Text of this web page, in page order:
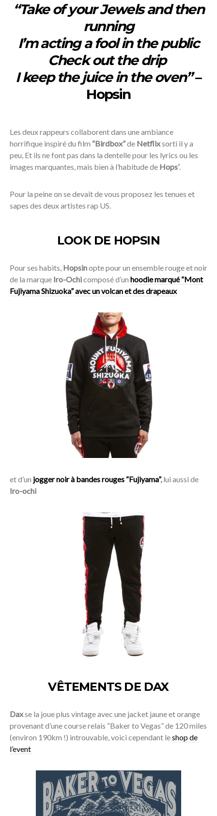
“Take of your Jewels and then
running
I’m acting a fool in the public
Check out the drip
I keep the juice in the oven”–
Hopsin
Les deux rappeurs collaborent dans une ambiance
horrifique inspiré du film “Birdbox”de Netflixsorti il y a
peu, Et ils ne font pas dans la dentelle pour les lyrics ou les
images marquantes, mais bien à l’habitude de Hops’.
Pour la peine on se devait de vous proposez les tenues et
sapes des deux artistes rap US.
LOOK DE HOPSIN
Pour ses habits, Hopsinopte pour un ensemble rouge et noir
de la marque Iro-Ochicomposé d’un hoodie marqué “Mont
Fujiyama Shizuoka” avec un volcan et des drapeaux
Acheter
et d’un jogger noir à bandes rouges “Fujiyama”, lui aussi de
Iro-ochi
Acheter
VÊTEMENTS DE DAX
Daxse la joue plus vintage avec une jacket jaune et orange
provenant d’une course relais “Baker to Vegas” de 120 miles
(environ 190km !) introuvable, voici cependant leshop de
l’event